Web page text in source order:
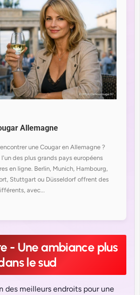
Allemagne
une Cougar en Allemagne ?
des plus grands pays européens
en ligne. Berlin, Munich, Hambourg,
Stuttgart ou Düsseldorf offrent des
avec...
- Une ambiance plus
le sud
des meilleurs endroits pour une